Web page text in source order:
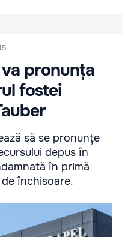
pronunța
fostei
să se pronunțe
depus în
în primă
închisoare.